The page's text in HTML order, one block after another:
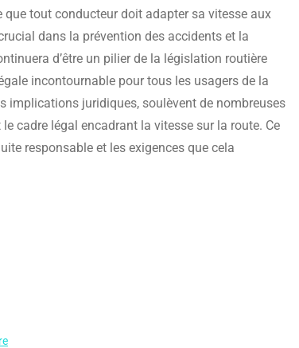
tout conducteur doit adapter sa vitesse aux
dans la prévention des accidents et la
d’être un pilier de la législation routière
incontournable pour tous les usagers de la
implications juridiques, soulèvent de nombreuses
cadre légal encadrant la vitesse sur la route. Ce
responsable et les exigences que cela